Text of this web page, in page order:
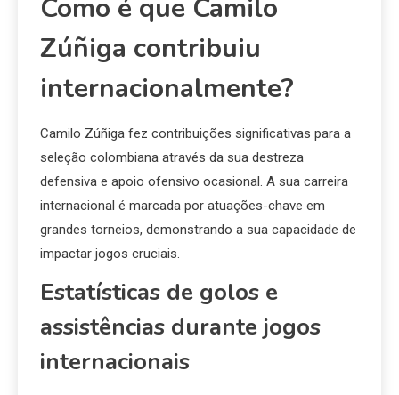
Como é que Camilo
Zúñiga contribuiu
internacionalmente?
Camilo Zúñiga fez contribuições significativas para a
seleção colombiana através da sua destreza
defensiva e apoio ofensivo ocasional. A sua carreira
internacional é marcada por atuações-chave em
grandes torneios, demonstrando a sua capacidade de
impactar jogos cruciais.
Estatísticas de golos e
assistências durante jogos
internacionais